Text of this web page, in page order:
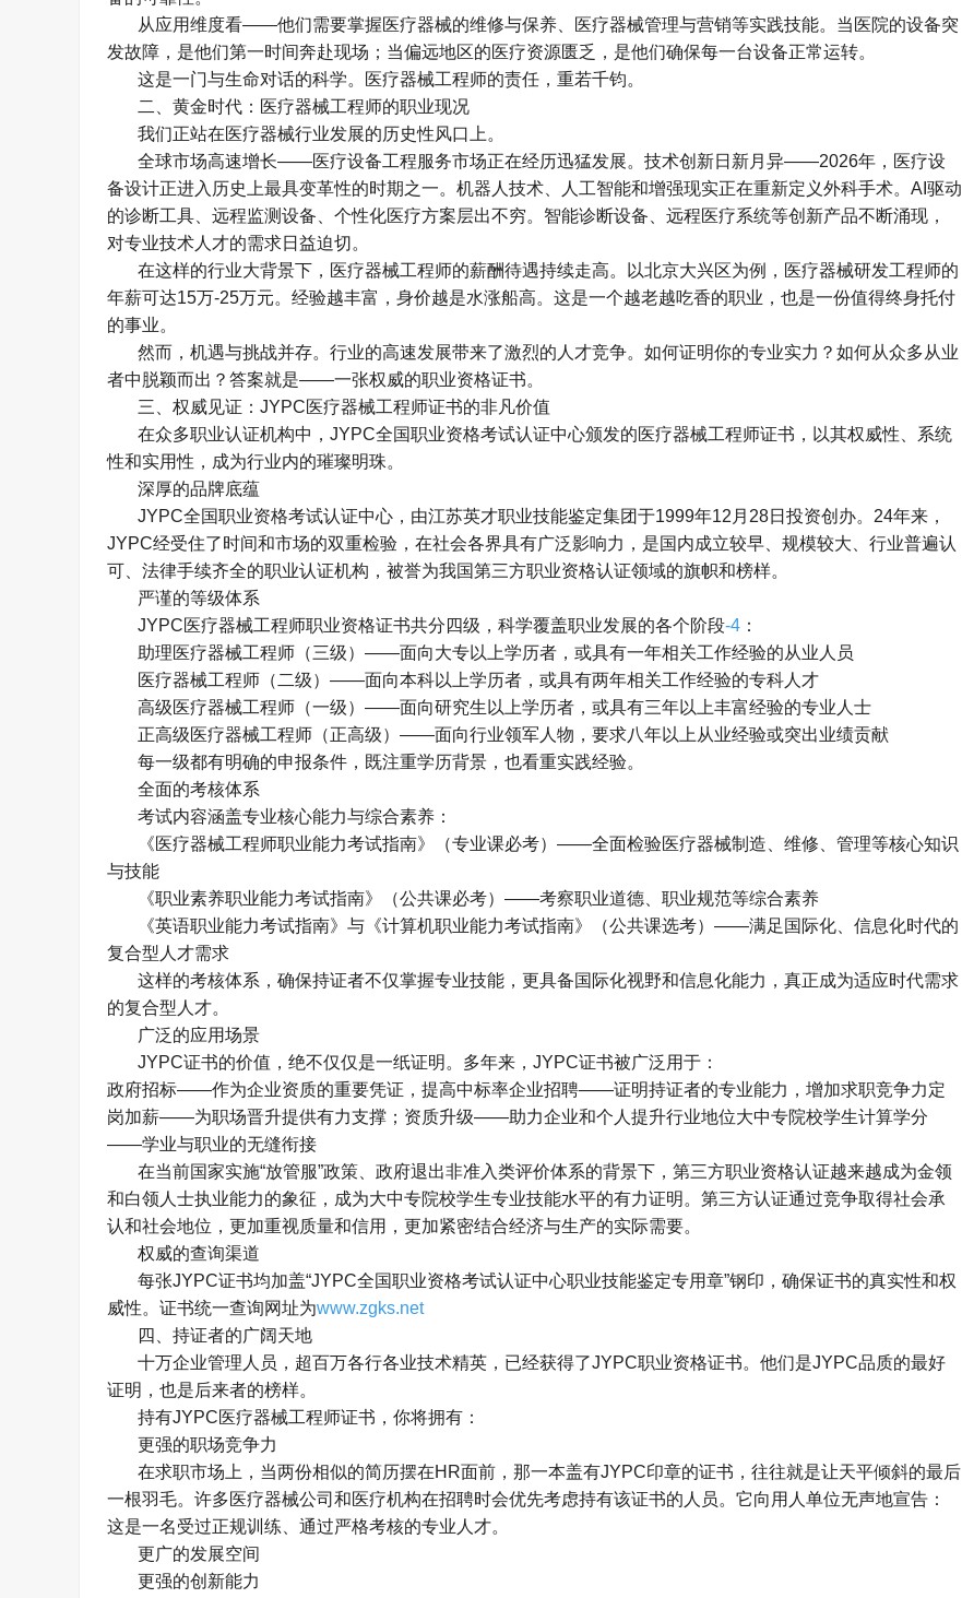
从应用维度看——他们需要掌握医疗器械的维修与保养、医疗器械管理与营销等实践技能。当医院的设备突
发故障，是他们第一时间奔赴现场；当偏远地区的医疗资源匮乏，是他们确保每一台设备正常运转。
这是一门与生命对话的科学。医疗器械工程师的责任，重若千钧。
二、黄金时代：医疗器械工程师的职业现况
我们正站在医疗器械行业发展的历史性风口上。
全球市场高速增长——医疗设备工程服务市场正在经历迅猛发展。技术创新日新月异——2026年，医疗设
备设计正进入历史上最具变革性的时期之一。机器人技术、人工智能和增强现实正在重新定义外科手术。 AI 驱动
的诊断工具、远程监测设备、个性化医疗方案层出不穷。智能诊断设备、远程医疗系统等创新产品不断涌现，
对专业技术人才的需求日益迫切。
在这样的行业大背景下，医疗器械工程师的薪酬待遇持续走高。以北京大兴区为例，医疗器械研发工程师的
年薪可达15万-25万元。经验越丰富，身价越是水涨船高。这是一个越老越吃香的职业，也是一份值得终身托付
的事业。
然而，机遇与挑战并存。行业的高速发展带来了激烈的人才竞争。如何证明你的专业实力？如何从众多从业
者中脱颖而出？答案就是——一张权威的职业资格证书。
三、权威见证： JYPC医疗器械工程师证书的非凡价值
在众多职业认证机构中， JYPC全国职业资格考试认证中心颁发的医疗器械工程师证书，以其权威性、系统
性和实用性，成为行业内的璀璨明珠。
深厚的品牌底蕴
JYPC全国职业资格考试认证中心，由江苏英才职业技能鉴定集团于1999年12 月 28日投资创办。 24年来，
JYPC经受住了时间和市场的双重检验，在社会各界具有广泛影响力，是国内成立较早、规模较大、行业普遍认
可、法律手续齐全的职业认证机构，被誉为我国第三方职业资格认证领域的旗帜和榜样。
严谨的等级体系
JYPC医疗器械工程师职业资格证书共分四级，科学覆盖职业发展的各个阶段-4 ：
助理医疗器械工程师（三级） ——面向大专以上学历者，或具有一年相关工作经验的从业人员
医疗器械工程师（二级） ——面向本科以上学历者，或具有两年相关工作经验的专科人才
高级医疗器械工程师（一级） ——面向研究生以上学历者，或具有三年以上丰富经验的专业人士
正高级医疗器械工程师（正高级） ——面向行业领军人物，要求八年以上从业经验或突出业绩贡献
每一级都有明确的申报条件，既注重学历背景，也看重实践经验。
全面的考核体系
考试内容涵盖专业核心能力与综合素养：
《医疗器械工程师职业能力考试指南》（专业课必考） ——全面检验医疗器械制造、维修、管理等核心知识
与技能
《职业素养职业能力考试指南》（公共课必考） ——考察职业道德、职业规范等综合素养
《英语职业能力考试指南》与《计算机职业能力考试指南》（公共课选考） ——满足国际化、信息化时代的
复合型人才需求
这样的考核体系，确保持证者不仅掌握专业技能，更具备国际化视野和信息化能力，真正成为适应时代需求
的复合型人才。
广泛的应用场景
JYPC证书的价值，绝不仅仅是一纸证明。多年来， JYPC证书被广泛用于：
政府招标——作为企业资质的重要凭证，提高中标率企业招聘——证明持证者的专业能力，增加求职竞争力定
岗加薪——为职场晋升提供有力支撑；资质升级——助力企业和个人提升行业地位大中专院校学生计算学分
——学业与职业的无缝衔接
在当前国家实施“放管服”政策、政府退出非准入类评价体系的背景下，第三方职业资格认证越来越成为金领
和白领人士执业能力的象征，成为大中专院校学生专业技能水平的有力证明。第三方认证通过竞争取得社会承
认和社会地位，更加重视质量和信用，更加紧密结合经济与生产的实际需要。
权威的查询渠道
每张JYPC证书均加盖“JYPC全国职业资格考试认证中心职业技能鉴定专用章”钢印，确保证书的真实性和权
威性。证书统一查询网址为www.zgks.net
四、持证者的广阔天地
十万企业管理人员，超百万各行各业技术精英，已经获得了JYPC职业资格证书。他们是JYPC品质的最好
证明，也是后来者的榜样。
持有JYPC医疗器械工程师证书，你将拥有：
更强的职场竞争力
在求职市场上，当两份相似的简历摆在HR面前，那一本盖有JYPC印章的证书，往往就是让天平倾斜的最后
一根羽毛。许多医疗器械公司和医疗机构在招聘时会优先考虑持有该证书的人员。它向用人单位无声地宣告：
这是一名受过正规训练、通过严格考核的专业人才。
更广的发展空间
更强的创新能力